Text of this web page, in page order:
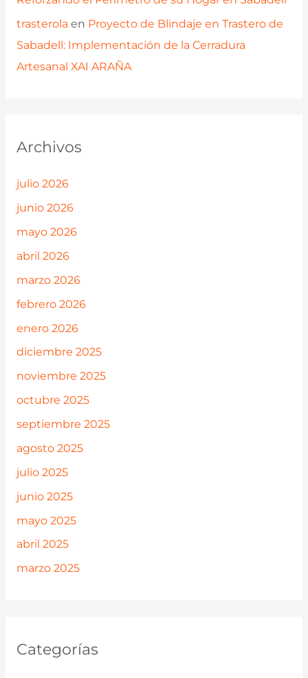
trasterola en Proyecto de Blindaje en Trastero de
Sabadell: Implementación de la Cerradura
Artesanal XAI ARAÑA
Archivos
julio 2026
junio 2026
mayo 2026
abril 2026
marzo 2026
febrero 2026
enero 2026
diciembre 2025
noviembre 2025
octubre 2025
septiembre 2025
agosto 2025
julio 2025
junio 2025
mayo 2025
abril 2025
marzo 2025
Categorías